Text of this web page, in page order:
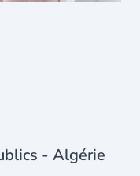
- Algérie